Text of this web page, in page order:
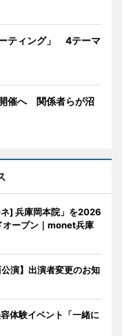
ティング」 4テーマ
催へ 関係者らが沼
] 兵庫岡本院」を2026
オープン｜monet兵庫
演】出演者変更のお知
体験イベント「一緒に